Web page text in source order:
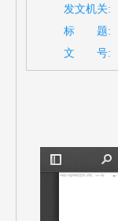
发文机关:
标 题:
文 号: